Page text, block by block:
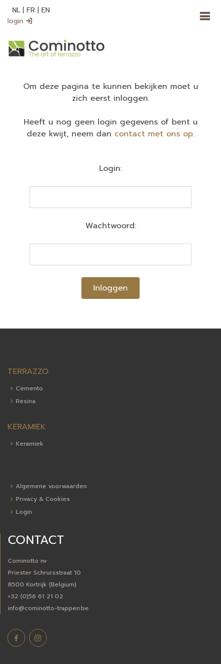
NL | FR | EN
login
Om deze pagina te kunnen bekijken moet u
zich eerst inloggen.
Heeft u nog geen login gegevens of bent u
deze kwijt, neem dan contact met ons op.
Login:
Wachtwoord:
Inloggen
TERRAZZO
Cemento
Resina
KERAMIEK
Keramiek
Algemene voorwaarden
Privacy & Cookies
Login
CONTACT
Cominotto nv
Priester Schrursstraat 10
8500 Kortrijk (Belgium)
+32 (0)56 61 21 02
info@cominotto-trappen.be